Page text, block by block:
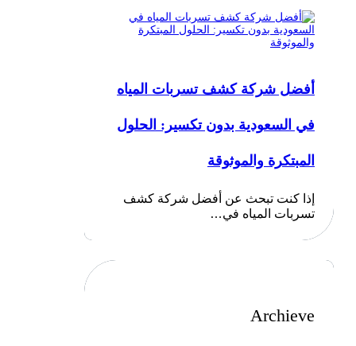
أفضل شركة كشف تسربات المياه
في السعودية بدون تكسير: الحلول
المبتكرة والموثوقة
إذا كنت تبحث عن أفضل شركة كشف
تسربات المياه في…
Archieve